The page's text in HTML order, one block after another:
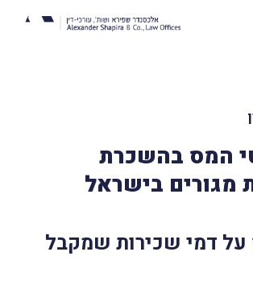
המס בהשכרת
מגורים בישראל
על דמי שכירות שמקבל